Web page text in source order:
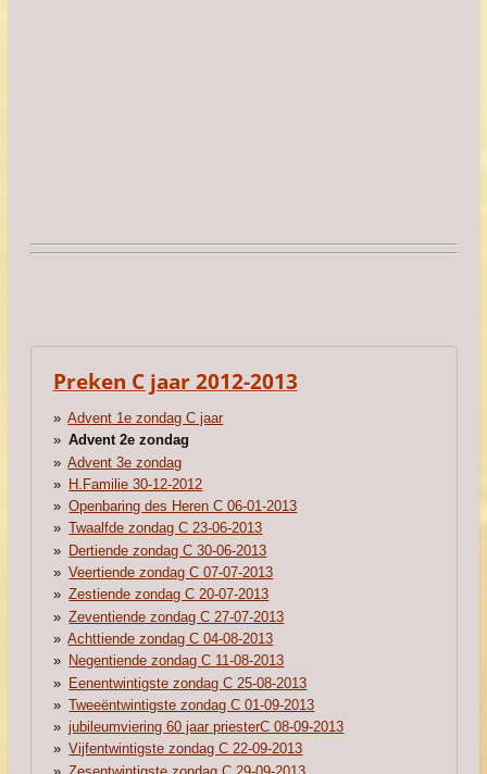
Preken C jaar 2012-2013
Advent 1e zondag C jaar
Advent 2e zondag
Advent 3e zondag
H.Familie 30-12-2012
Openbaring des Heren C 06-01-2013
Twaalfde zondag C 23-06-2013
Dertiende zondag C 30-06-2013
Veertiende zondag C 07-07-2013
Zestiende zondag C 20-07-2013
Zeventiende zondag C 27-07-2013
Achttiende zondag C 04-08-2013
Negentiende zondag C 11-08-2013
Eenentwintigste zondag C 25-08-2013
Tweeëntwintigste zondag C 01-09-2013
jubileumviering 60 jaar priesterC 08-09-2013
Vijfentwintigste zondag C 22-09-2013